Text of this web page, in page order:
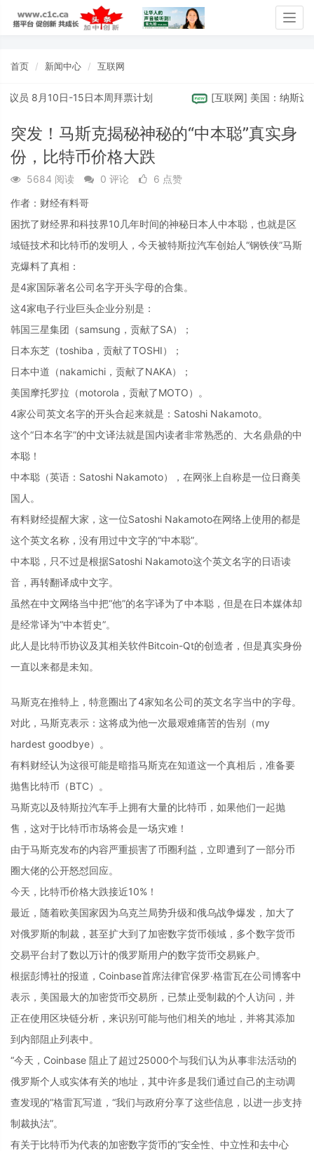
首页 新闻中心 互联网
员 8月10日-15日本周拜票计划 [互联网] 美国：纳斯达克
突发！马斯克揭秘神秘的“中本聪”真实身
份，比特币价格大跌
5684 阅读 0 评论
6 点赞
作者：财经有料哥
困扰了财经界和科技界10几年时间的神秘日本人中本聪，也就是区
域链技术和比特币的发明人，今天被特斯拉汽车创始人“钢铁侠”马斯
克爆料了真相：
是4家国际著名公司名字开头字母的合集。
这4家电子行业巨头企业分别是：
韩国三星集团（samsung，贡献了SA）；
日本东芝（toshiba，贡献了TOSHI）；
日本中道（nakamichi，贡献了NAKA）；
美国摩托罗拉（motorola，贡献了MOTO）。
4家公司英文名字的开头合起来就是：Satoshi Nakamoto。
这个“日本名字”的中文译法就是国内读者非常熟悉的、大名鼎鼎的中
本聪！
中本聪（英语：Satoshi Nakamoto），在网张上自称是一位日裔美
国人。
有料财经提醒大家，这一位Satoshi Nakamoto在网络上使用的都是
这个英文名称，没有用过中文字的“中本聪”。
中本聪，只不过是根据Satoshi Nakamoto这个英文名字的日语读
音，再转翻译成中文字。
虽然在中文网络当中把“他”的名字译为了中本聪，但是在日本媒体却
是经常译为“中本哲史”。
此人是比特币协议及其相关软件Bitcoin-Qt的创造者，但是真实身份
一直以来都是未知。
马斯克在推特上，特意圈出了4家知名公司的英文名字当中的字母。
对此，马斯克表示：这将成为他一次最艰难痛苦的告别（my
hardest goodbye）。
有料财经认为这很可能是暗指马斯克在知道这一个真相后，准备要
抛售比特币（BTC）。
马斯克以及特斯拉汽车手上拥有大量的比特币，如果他们一起抛
售，这对于比特币市场将会是一场灾难！
由于马斯克发布的内容严重损害了币圈利益，立即遭到了一部分币
圈大佬的公开怒怼回应。
今天，比特币价格大跌接近10%！
最近，随着欧美国家因为乌克兰局势升级和俄乌战争爆发，加大了
对俄罗斯的制裁，甚至扩大到了加密数字货币领域，多个数字货币
交易平台封了数以万计的俄罗斯用户的数字货币交易账户。
根据彭博社的报道，Coinbase首席法律官保罗·格雷瓦在公司博客中
表示，美国最大的加密货币交易所，已禁止受制裁的个人访问，并
正在使用区块链分析，来识别可能与他们相关的地址，并将其添加
到内部阻止列表中。
“今天，Coinbase 阻止了超过25000个与我们认为从事非法活动的
俄罗斯个人或实体有关的地址，其中许多是我们通过自己的主动调
查发现的”格雷瓦写道，“我们与政府分享了这些信息，以进一步支持
制裁执法”。
有关于比特币为代表的加密数字货币的“安全性、中立性和去中心